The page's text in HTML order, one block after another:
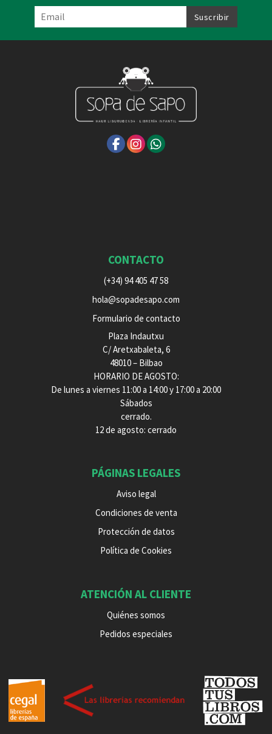
CONTACTO
(+34) 94 405 47 58
hola@sopadesapo.com
Formulario de contacto
Plaza Indautxu
C/ Aretxabaleta, 6
48010 – Bilbao
HORARIO DE AGOSTO:
De lunes a viernes 11:00 a 14:00 y 17:00 a 20:00
Sábados
cerrado.
12 de agosto: cerrado
PÁGINAS LEGALES
Aviso legal
Condiciones de venta
Protección de datos
Política de Cookies
ATENCIÓN AL CLIENTE
Quiénes somos
Pedidos especiales